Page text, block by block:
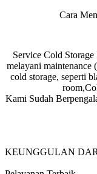
Cara
Service Cold
melayani maintenance
cold storage, seperti
Kami Sudah
KEUNGGULAN